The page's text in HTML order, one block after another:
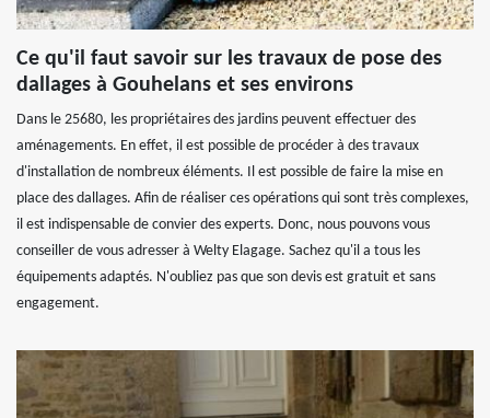
Ce qu'il faut savoir sur les travaux de pose des
dallages à Gouhelans et ses environs
Dans le 25680, les propriétaires des jardins peuvent effectuer des
aménagements. En effet, il est possible de procéder à des travaux
d'installation de nombreux éléments. Il est possible de faire la mise en
place des dallages. Afin de réaliser ces opérations qui sont très complexes,
il est indispensable de convier des experts. Donc, nous pouvons vous
conseiller de vous adresser à Welty Elagage. Sachez qu'il a tous les
équipements adaptés. N'oubliez pas que son devis est gratuit et sans
engagement.